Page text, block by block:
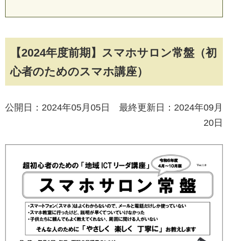
【2024年度前期】スマホサロン常盤（初
心者のためのスマホ講座）
公開日：2024年05月05日 最終更新日：2024年09月
20日